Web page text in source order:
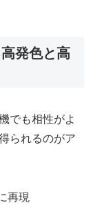
発色と高
でも相性がよ
られるのがア
再現